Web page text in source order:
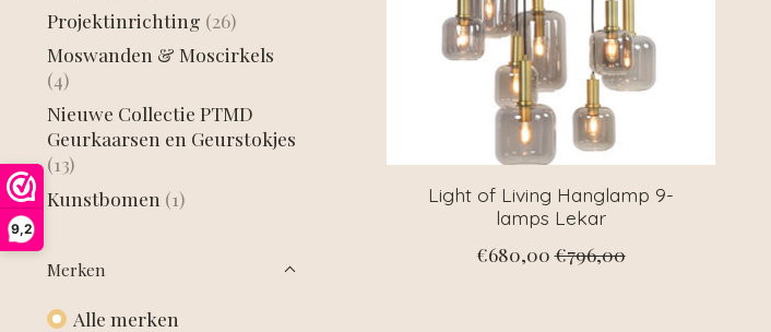
9,2
Projektinrichting (26)
Moswanden & Moscirkels
(4)
Nieuwe Collectie PTMD
Geurkaarsen en Geurstokjes
(13)
Kunstbomen (1)
Merken
Alle merken
Light of Living Hanglamp 9-
lamps Lekar
€680,00€796,00